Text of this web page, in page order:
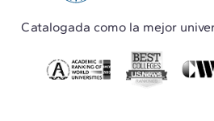
Catalogada como la mejor